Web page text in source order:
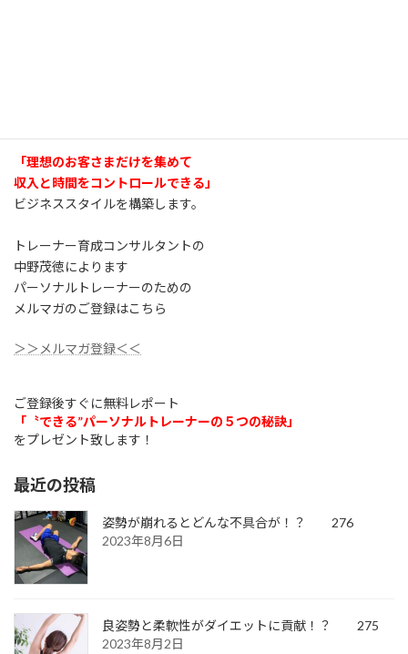
「理想のお客さまだけを集めて
収入と時間をコントロールできる」
ビジネススタイルを構築します。
トレーナー育成コンサルタントの
中野茂徳によります
パーソナルトレーナーのための
メルマガのご登録はこちら
＞＞メルマガ登録＜＜
ご登録後すぐに無料レポート
「〝できる”パーソナルトレーナーの５つの秘訣」
をプレゼント致します！
最近の投稿
姿勢が崩れるとどんな不具合が！？ 276
2023年8月6日
良姿勢と柔軟性がダイエットに貢献！？ 275
2023年8月2日